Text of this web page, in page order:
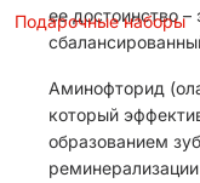
Подарочные наборы
ее достоинство
Аминофторид
который
образованием